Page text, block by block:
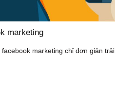
marketing
marketing chỉ đơn giản trải